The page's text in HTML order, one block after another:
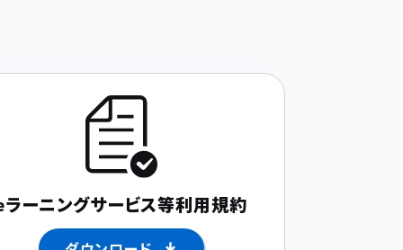
ラーニングサービス等利用規約